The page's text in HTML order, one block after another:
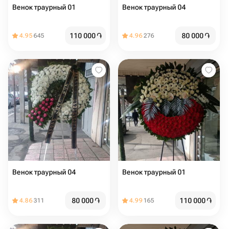
Венок траурный 01
4.95645 110 000֏
Венок траурный 04
4.96276 80 000֏
Венок траурный 04
4.86311 80 000֏
Венок траурный 01
4.99 165 110 000֏